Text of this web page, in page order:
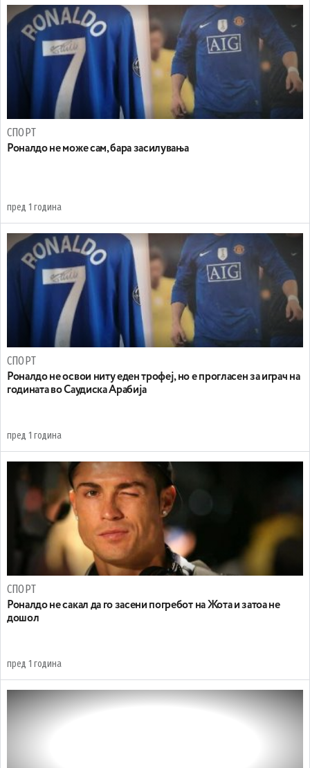
СПОРТ
Роналдо не може сам, бара засилувања
пред 1 година
СПОРТ
Роналдо не освои ниту еден трофеј, но е прогласен за играч на
годината во Саудиска Арабија
пред 1 година
СПОРТ
Роналдо не сакал да го засени погребот на Жота и затоа не
дошол
пред 1 година